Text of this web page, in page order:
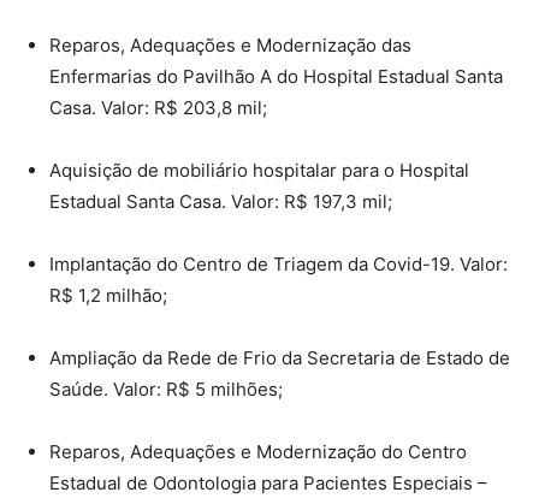
Reparos, Adequações e Modernização das
Enfermarias do Pavilhão A do Hospital Estadual Santa
Casa. Valor: R$ 203,8 mil;
Aquisição de mobiliário hospitalar para o Hospital
Estadual Santa Casa. Valor: R$ 197,3 mil;
Implantação do Centro de Triagem da Covid-19. Valor:
R$ 1,2 milhão;
Ampliação da Rede de Frio da Secretaria de Estado de
Saúde. Valor: R$ 5 milhões;
Reparos, Adequações e Modernização do Centro
Estadual de Odontologia para Pacientes Especiais –